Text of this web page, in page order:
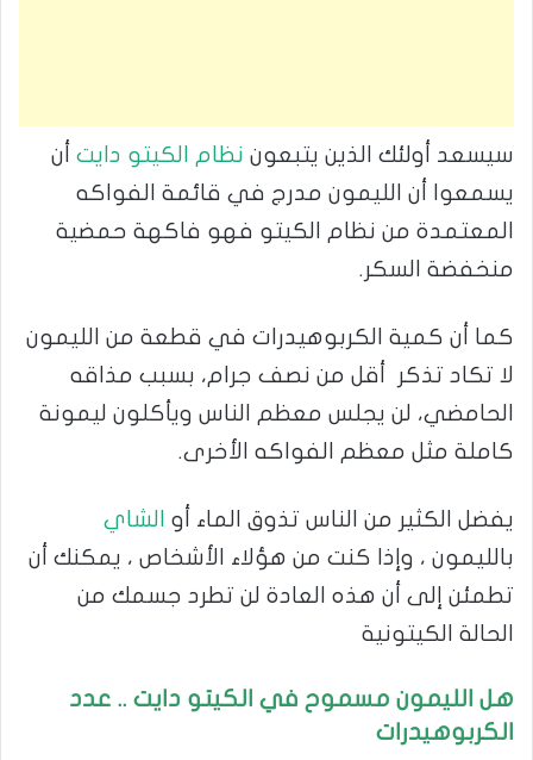
سيسعد أولئك الذين يتبعون نظام الكيتو دايت أن
يسمعوا أن الليمون مدرج في قائمة الفواكه
المعتمدة من نظام الكيتو فهو فاكهة حمضية
منخفضة السكر.
كما أن كمية الكربوهيدرات في قطعة من الليمون
لا تكاد تذكر أقل من نصف جرام، بسبب مذاقه
الحامضي، لن يجلس معظم الناس ويأكلون ليمونة
كاملة مثل معظم الفواكه الأخرى.
يفضل الكثير من الناس تذوق الماء أو الشاي
بالليمون ، وإذا كنت من هؤلاء الأشخاص ، يمكنك أن
تطمئن إلى أن هذه العادة لن تطرد جسمك من
الحالة الكيتونية
هل الليمون مسموح في الكيتو دايت .. عدد
الكربوهيدرات